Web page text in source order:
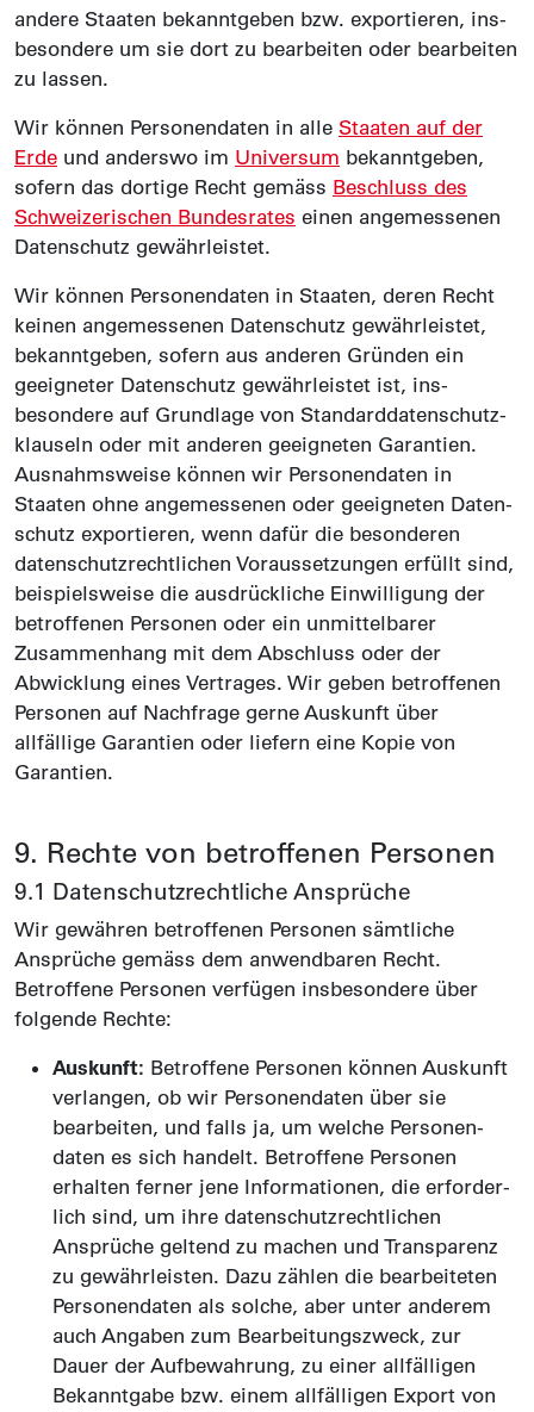
andere Staaten bekanntgeben bzw. expor­tieren, ins­
besondere um sie dort zu bear­beiten oder bear­beiten
zu lassen.
Wir können Personen­daten in alle Staaten auf der
Erde und anderswo im Universum bekanntgeben,
sofern das dortige Recht gemäss Beschluss des
Schwei­zerischen Bundes­rates einen angemessenen
Daten­schutz gewährleistet.
Wir können Personen­daten in Staaten, deren Recht
keinen angemessenen Daten­schutz gewähr­leistet,
bekannt­geben, sofern aus anderen Gründen ein
geeigneter Daten­schutz gewähr­leistet ist, ins­
besondere auf Grund­lage von Standard­datenschutz­
klauseln oder mit anderen geeigneten Garantien.
Ausnahms­weise können wir Personen­daten in
Staaten ohne angemessenen oder geeigneten Daten­
schutz exportieren, wenn dafür die besonderen
daten­schutz­rechtlichen Voraus­setzungen erfüllt sind,
beispiels­weise die ausdrückliche Ein­willigung der
betroffenen Personen oder ein unmittelbarer
Zusammen­hang mit dem Abschluss oder der
Abwicklung eines Vertrages. Wir geben betroffenen
Personen auf Nachfrage gerne Auskunft über
allfällige Garantien oder liefern eine Kopie von
Garantien.
9. Rechte von betroffenen Personen
9.1 Daten­schutz­rechtliche Ansprüche
Wir gewähren betroffenen Personen sämt­liche
Ansprüche gemäss dem anwendbaren Recht.
Betroffene Personen verfügen insbesondere über
folgende Rechte:
Auskunft: Betroffene Personen können Auskunft
verlangen, ob wir Personen­daten über sie
bearbeiten, und falls ja, um welche Personen­
daten es sich handelt. Betroffene Personen
erhalten ferner jene Infor­mationen, die erforder­
lich sind, um ihre daten­schutz­rechtlichen
Ansprüche geltend zu machen und Trans­parenz
zu gewähr­leisten. Dazu zählen die bearbeiteten
Personen­daten als solche, aber unter anderem
auch Angaben zum Bearbeitungs­zweck, zur
Dauer der Auf­bewahrung, zu einer all­fälligen
Bekannt­gabe bzw. einem all­fälligen Export von